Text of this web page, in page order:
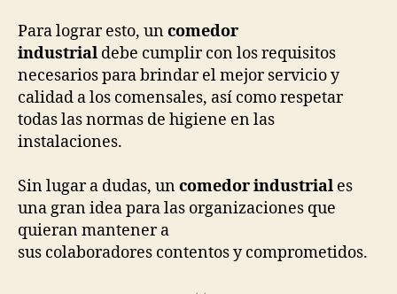
Para lograr esto, uncomedor
industrial debe cumplir con los requisitos
necesarios para brindar el mejor servicio y
calidad a los comensales, así como respetar
todas las normas de higiene en las
instalaciones.
Sin lugar a dudas, uncomedor industrial es
una gran idea para las organizaciones que
quieran mantener a
sus colaboradores contentos y comprometidos.